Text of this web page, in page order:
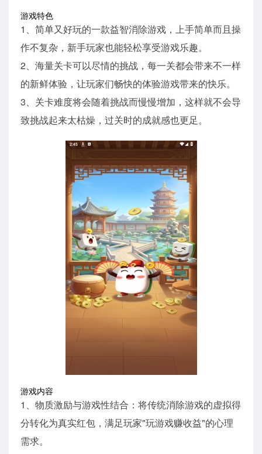
游戏特色
1、简单又好玩的一款益智消除游戏，上手简单而且操
作不复杂，新手玩家也能轻松享受游戏乐趣。
2、海量关卡可以尽情的挑战，每一关都会带来不一样
的新鲜体验，让玩家们畅快的体验游戏带来的快乐。
3、关卡难度将会随着挑战而慢慢增加，这样就不会导
致挑战起来太枯燥，过关时的成就感也更足。
游戏内容
1、物质激励与游戏性结合：将传统消除游戏的虚拟得
分转化为真实红包，满足玩家"玩游戏赚收益"的心理
需求。